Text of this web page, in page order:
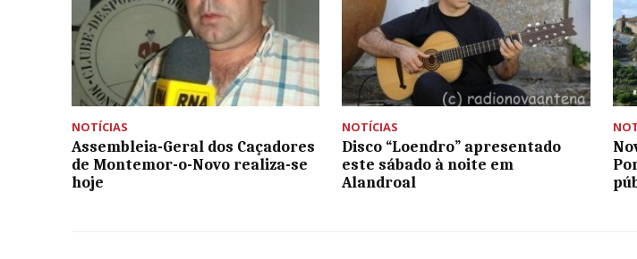
NOTÍCIAS
Assembleia-Geral dos Caçadores
de Montemor-o-Novo realiza-se
hoje
NOTÍCIAS
Disco “Loendro” apresentado
este sábado à noite em
Alandroal